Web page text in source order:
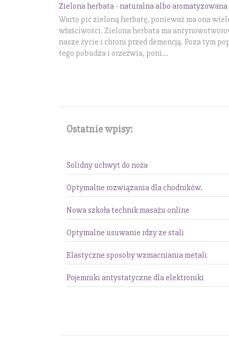
Zielona herbata - naturalna albo aromatyzowana
Warto pić zieloną herbatę, ponieważ ma ona
właściwości. Zielona herbata ma
nasze życie i chroni przed demencją. Poza tym
tego pobudza i orzeźwia, poni...
Ostatnie wpisy:
Solidny uchwyt do noża
Optymalne rozwiązania dla chodników.
Nowa szkoła technik masażu online
Optymalne usuwanie rdzy ze stali
Elastyczne sposoby wzmacniania metali
Pojemniki antystatyczne dla elektroniki